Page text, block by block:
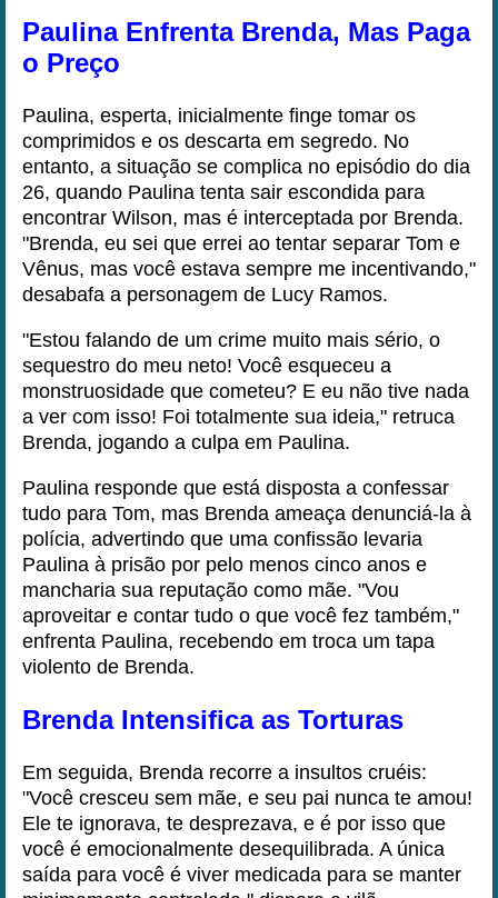
Paulina Enfrenta Brenda, Mas Paga
o Preço
Paulina, esperta, inicialmente finge tomar os
comprimidos e os descarta em segredo. No
entanto, a situação se complica no episódio do dia
26, quando Paulina tenta sair escondida para
encontrar Wilson, mas é interceptada por Brenda.
"Brenda, eu sei que errei ao tentar separar Tom e
Vênus, mas você estava sempre me incentivando,"
desabafa a personagem de Lucy Ramos.
"Estou falando de um crime muito mais sério, o
sequestro do meu neto! Você esqueceu a
monstruosidade que cometeu? E eu não tive nada
a ver com isso! Foi totalmente sua ideia," retruca
Brenda, jogando a culpa em Paulina.
Paulina responde que está disposta a confessar
tudo para Tom, mas Brenda ameaça denunciá-la à
polícia, advertindo que uma confissão levaria
Paulina à prisão por pelo menos cinco anos e
mancharia sua reputação como mãe. "Vou
aproveitar e contar tudo o que você fez também,"
enfrenta Paulina, recebendo em troca um tapa
violento de Brenda.
Brenda Intensifica as Torturas
Em seguida, Brenda recorre a insultos cruéis:
"Você cresceu sem mãe, e seu pai nunca te amou!
Ele te ignorava, te desprezava, e é por isso que
você é emocionalmente desequilibrada. A única
saída para você é viver medicada para se manter